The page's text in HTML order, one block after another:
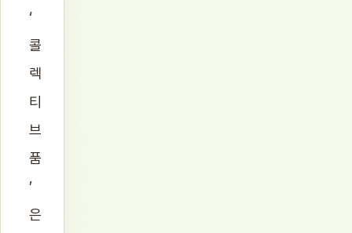
‘
콜
렉
티
브
품
’
은